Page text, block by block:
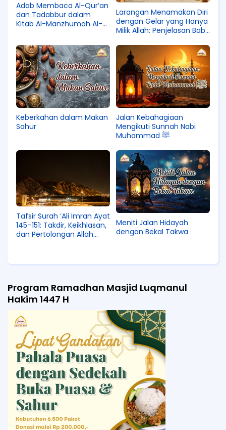
Adab Membaca Al-Qur’an
dan Tadabbur dalam
Kitab Al-Manzhumah Al-
Larangan Menamakan Diri
dengan Gelar yang Hanya
Milik Allah: Penjelasan Bab
Qudhat wa Nahwihi dalam
Kitab Tauhid
Keberkahan dalam Makan
Sahur
Jalan Kebahagiaan
Mengikuti Sunnah Nabi
Muhammad ﷺ
Tafsir Surah ‘Ali Imran Ayat
145–151: Takdir, Keikhlasan,
dan Pertolongan Allah
Meniti Jalan Hidayah
dengan Bekal Takwa
Program Ramadhan Masjid Luqmanul
Hakim 1447 H